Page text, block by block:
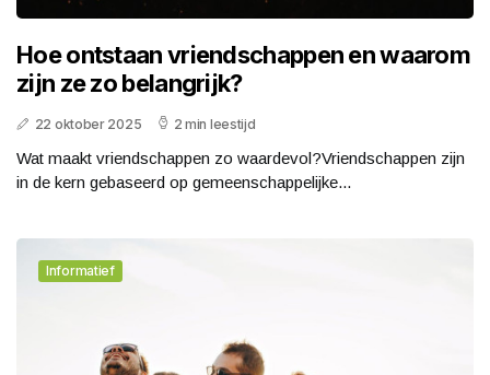
Hoe ontstaan vriendschappen en waarom
zijn ze zo belangrijk?
22 oktober 2025 2 min leestijd
Wat maakt vriendschappen zo waardevol?Vriendschappen zijn
in de kern gebaseerd op gemeenschappelijke...
Informatief